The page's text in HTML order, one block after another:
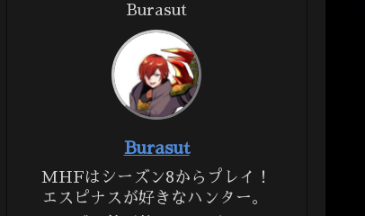
Burasut
Burasut
MHFはシーズン8からプレイ！
エスピナスが好きなハンター。